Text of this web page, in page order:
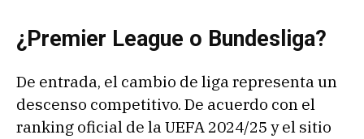
¿Premier League o Bundesliga?
De entrada, el cambio de liga representa un
descenso competitivo. De acuerdo con el
ranking oficial de la UEFA 2024/25 y el sitio